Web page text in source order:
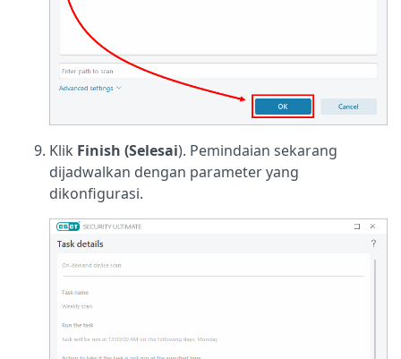
Klik Finish (Selesai). Pemindaian sekarang
dijadwalkan dengan parameter yang
dikonfigurasi.